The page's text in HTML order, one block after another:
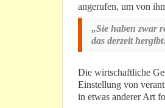
angerufen, um von
„Sie haben zwar
das derzeit
Die wirtschaftliche
Einstellung von
in etwas anderer Art